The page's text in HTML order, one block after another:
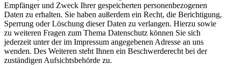
Empfänger und Zweck Ihrer gespeicherten personenbezogenen
Daten zu erhalten. Sie haben außerdem ein Recht, die Berichtigung,
Sperrung oder Löschung dieser Daten zu verlangen. Hierzu sowie
zu weiteren Fragen zum Thema Datenschutz können Sie sich
jederzeit unter der im Impressum angegebenen Adresse an uns
wenden. Des Weiteren steht Ihnen ein Beschwerderecht bei der
zuständigen Aufsichtsbehörde zu.